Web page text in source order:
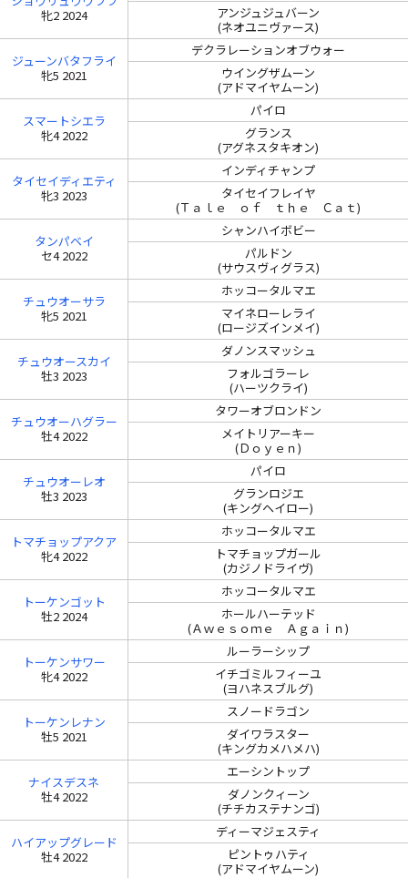
牝2 2024
アンジュジュバーン
(ネオユニヴァース)
ジューンバタフライ
牝5 2021
デクラレーションオブウォー
ウイングザムーン
(アドマイヤムーン)
スマートシエラ
牝4 2022
パイロ
グランス
(アグネスタキオン)
タイセイディエティ
牝3 2023
インディチャンプ
タイセイフレイヤ
(Ｔａｌｅ ｏｆ ｔｈｅ Ｃａｔ)
タンパベイ
セ4 2022
シャンハイボビー
パルドン
(サウスヴィグラス)
チュウオーサラ
牝5 2021
ホッコータルマエ
マイネローレライ
(ロージズインメイ)
チュウオースカイ
牡3 2023
ダノンスマッシュ
フォルゴラーレ
(ハーツクライ)
チュウオーハグラー
牡4 2022
タワーオブロンドン
メイトリアーキー
(Ｄｏｙｅｎ)
チュウオーレオ
牡3 2023
パイロ
グランロジエ
(キングヘイロー)
トマチョップアクア
牝4 2022
ホッコータルマエ
トマチョップガール
(カジノドライヴ)
トーケンゴット
牡2 2024
ホッコータルマエ
ホールハーテッド
(Ａｗｅｓｏｍｅ Ａｇａｉｎ)
トーケンサワー
牝4 2022
ルーラーシップ
イチゴミルフィーユ
(ヨハネスブルグ)
トーケンレナン
牡5 2021
スノードラゴン
ダイワラスター
(キングカメハメハ)
ナイスデスネ
牡4 2022
エーシントップ
ダノンクィーン
(チチカステナンゴ)
ハイアップグレード
牡4 2022
ディーマジェスティ
ピントゥハティ
(アドマイヤムーン)